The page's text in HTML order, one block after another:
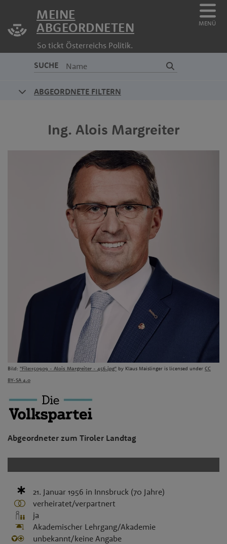
MEINE
ABGEORDNETEN
So tickt Österreichs Politik.
MENÜ
SUCHE
ABGEORDNETE FILTERN
Ing. Alois Margreiter
Bild: "File:150909 - Alois Margreiter - 456.jpg" by Klaus Maislinger is licensed under CC
BY-SA 4.0
Abgeordneter zum Tiroler Landtag
21. Januar 1956 in Innsbruck (70 Jahre)
verheiratet/verpartnert
ja
Akademischer Lehrgang/Akademie
unbekannt/keine Angabe